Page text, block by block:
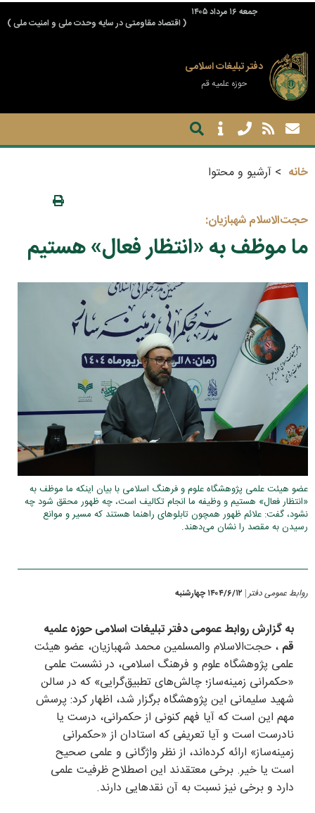
جمعه ۱۶ مرداد ۱۴۰۵
( اقتصاد مقاومتی در سایه وحدت ملی و امنیت ملی )
دفتر تبلیغات اسلامی
حوزه علمیه قم
خانه آرشیو و محتوا
حجت‌الاسلام شهبازیان:
ما موظف به «انتظار فعال» هستیم
عضو هیئت علمی پژوهشگاه علوم و فرهنگ اسلامی با بیان اینکه ما موظف به
«انتظار فعال» هستیم و وظیفه ما انجام تکالیف است، چه ظهور محقق شود چه
نشود، گفت: علائم ظهور همچون تابلو‌های راهنما هستند که مسیر و موانع
رسیدن به مقصد را نشان می‌دهند.
روابط عمومی دفتر ۱۴۰۴/۶/۱۲ چهارشنبه
به گزارش روابط عمومی دفتر تبلیغات اسلامی حوزه علمیه
قم ، حجت‌الاسلام والمسلمین محمد شهبازیان، عضو هیئت
علمی پژوهشگاه علوم و فرهنگ اسلامی، در نشست علمی
«حکمرانی زمینه‌ساز؛ چالش‌های تطبیق‌گرایی» که در سالن
شهید سلیمانی این پژوهشگاه برگزار شد، اظهار کرد: پرسش
مهم این است که آیا فهم کنونی از حکمرانی، درست یا
نادرست است و آیا تعریفی که استادان از «حکمرانی
زمینه‌ساز» ارائه کرده‌اند، از نظر واژگانی و علمی صحیح
است یا خیر. برخی معتقدند این اصطلاح ظرفیت علمی
دارد و برخی نیز نسبت به آن نقد‌هایی دارند.